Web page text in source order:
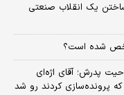
ساختن یک انقلاب صنعتی
شده است؟
پدرش؛ آقای اژه‌ای
پرونده‌سازی کردند رو شد